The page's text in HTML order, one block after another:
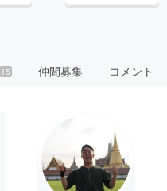
15 仲間募集 コメント